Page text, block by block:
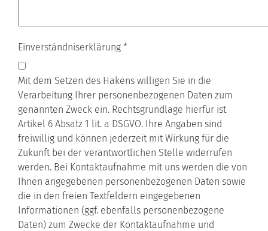
Einverständniserklärung *
Mit dem Setzen des Hakens willigen Sie in die
Verarbeitung Ihrer personenbezogenen Daten zum
genannten Zweck ein. Rechtsgrundlage hierfür ist
Artikel 6 Absatz 1 lit. a DSGVO. Ihre Angaben sind
freiwillig und können jederzeit mit Wirkung für die
Zukunft bei der verantwortlichen Stelle widerrufen
werden. Bei Kontaktaufnahme mit uns werden die von
Ihnen angegebenen personenbezogenen Daten sowie
die in den freien Textfeldern eingegebenen
Informationen (ggf. ebenfalls personenbezogene
Daten) zum Zwecke der Kontaktaufnahme und